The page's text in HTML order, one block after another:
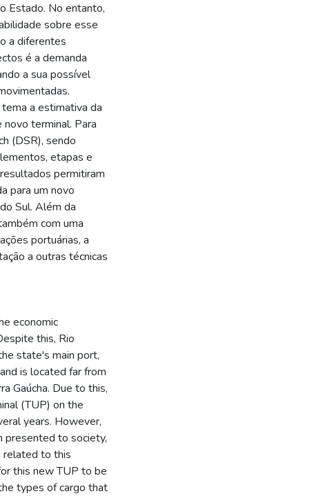
Estado. No entanto,
sobre esse
a diferentes
é a demanda
a sua possível
a estimativa da
terminal. Para
(DSR), sendo
etapas e
permitiram
para um novo
Sul. Além da
com uma
portuárias, a
a outras técnicas
economic
this, Rio
state's main port,
is located far from
Gaúcha. Due to this,
(TUP) on the
years. However,
presented to society,
related to this
this new TUP to be
types of cargo that